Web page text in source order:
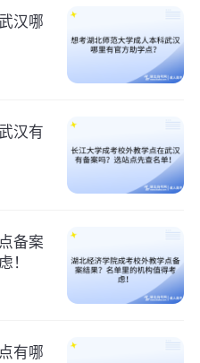
汉哪
汉有
备案
！
有哪